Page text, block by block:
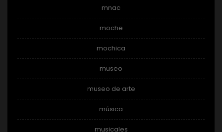
mnac
moche
mochica
museo
museo de arte
música
musicales